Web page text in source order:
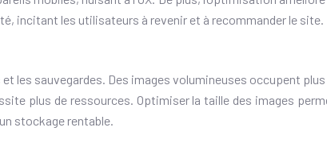
incitant les utilisateurs à revenir et à recommander le site.
les sauvegardes. Des images volumineuses occupent
plus de ressources. Optimiser la taille des images
stockage rentable.